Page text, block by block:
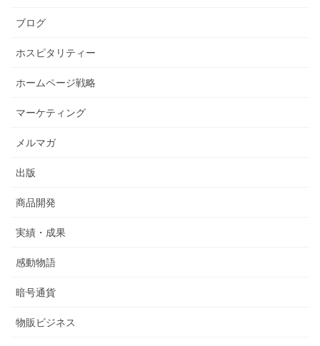
ブログ
ホスピタリティー
ホームページ戦略
マーケティング
メルマガ
出版
商品開発
実績・成果
感動物語
暗号通貨
物販ビジネス